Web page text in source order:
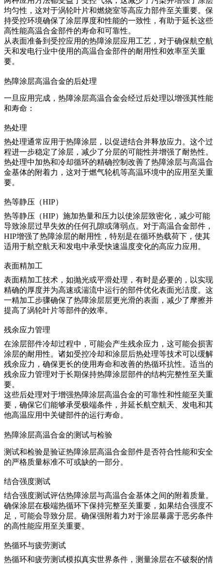
均匀性，这对于涡轮叶片和燃烧室等高应力部件至关重要。保
持受控环境确保了涂层厚度和性能的一致性，有助于延长这些
高性能高温合金部件的寿命和可靠性。
从表面准备到受控应用的热障涂层应用工艺，对于确保航空航
天和发电行业中使用的高温合金部件的耐用性和效率至关重
要。
热障涂层高温合金的后处理
一旦应用完成，热障涂层高温合金会经过后处理以增强其性能
和寿命：
热处理
热处理通常应用于热障涂层，以促进结合并释放应力。这个过
程进一步稳定了涂层，减少了分层的可能性并增强了耐热性。
热处理中加热和冷却循环的精确控制改善了热障涂层与高温合
金基体的附着力，这对于燃气轮机等高温环境中的应用至关重
要。
热等静压（HIP）
热等静压 （HIP）施加热量和压力以使涂层致密化，减少可能
导致涂层过早失效的任何孔隙或薄弱点。对于高温合金部件，
HIP增强了热障涂层的耐用性，特别是在循环热载荷下，使其
适用于航空航天和发电中承受快速温度变化的高应力应用。
表面精加工
表面精加工技术，如抛光或平滑处理，有时是必要的，以实现
精确的厚度并为高速或湍流中运行的部件优化表面光洁度。这
一精加工步骤确保了热障涂层层更光滑的表面，减少了摩擦并
提高了涡轮叶片等部件的效率。
残余应力管理
在涂层部件冷却过程中，可能会产生残余应力，这可能会损害
涂层的耐用性。诸如受控冷却和涂层后热处理等技术可以缓解
残余应力，确保更长的使用寿命和改善的热循环抗性。适当的
残余应力管理对于长期保持热障涂层部件的结构完整性至关重
要。
这些后处理对于增强热障涂层高温合金的可靠性和性能至关重
要，确保它们能够承受极端条件，并延长航空航天、发电和其
他高温应用中关键部件的运行寿命。
热障涂层高温合金的测试与检验
测试和检验是验证热障涂层高温合金部件是否符合性能和安全
的严格质量标准不可或缺的一部分。
结合强度测试
结合强度测试评估热障涂层与高温合金基体之间的附着质量。
确保涂层在极端热循环下保持完整至关重要，如果结合强度不
足，可能会导致分层。确保强附着力对于涂层暴露于恶劣条件
的高性能应用至关重要。
热循环与疲劳测试
热循环和疲劳测试模拟真实世界条件，测量涂层在不破裂的情